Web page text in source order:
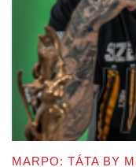
MARPO: TÁTA BY